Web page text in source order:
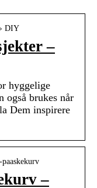
DIY
–
hyggelige
også brukes når
Dem inspirere
–